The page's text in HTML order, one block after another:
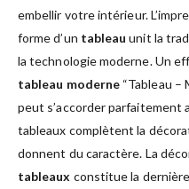
embellir votre intérieur.
forme d’un tableau unit la
la technologie moderne. Un
tableau moderne “Tableau –
peut s’accorder parfaitement
tableaux complètent la
donnent du caractère. La
tableaux constitue la